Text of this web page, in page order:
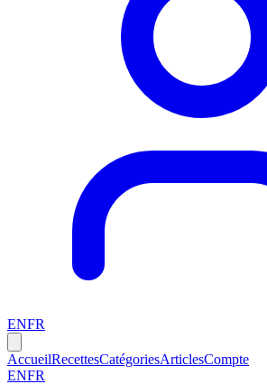
ENFR
AccueilRecettesCatégoriesArticlesCompte
ENFR